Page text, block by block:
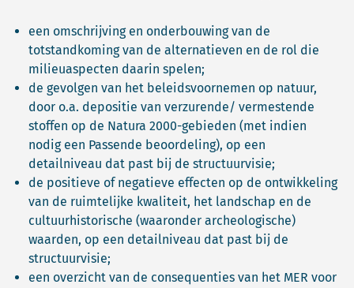
een omschrijving en onderbouwing van de
totstandkoming van de alternatieven en de rol die
milieuaspecten daarin spelen;
de gevolgen van het beleidsvoornemen op natuur,
door o.a. depositie van verzurende/ vermestende
stoffen op de Natura 2000-gebieden (met indien
nodig een Passende beoordeling), op een
detailniveau dat past bij de structuurvisie;
de positieve of negatieve effecten op de ontwikkeling
van de ruimtelijke kwaliteit, het landschap en de
cultuurhistorische (waaronder archeologische)
waarden, op een detailniveau dat past bij de
structuurvisie;
een overzicht van de consequenties van het MER voor